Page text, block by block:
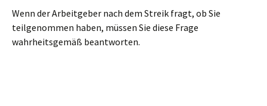
Wenn der Arbeitgeber nach dem Streik fragt, ob Sie
teilgenommen haben, müssen Sie diese Frage
wahrheitsgemäß beantworten.